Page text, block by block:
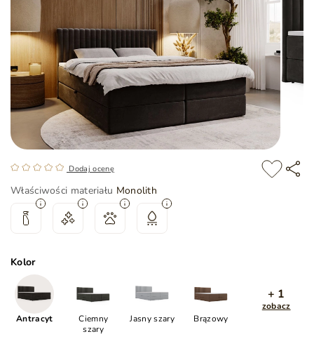
Dodaj ocenę
Właściwości materiału Monolith
Kolor
Antracyt
Ciemny
szary
Jasny szary Brązowy
+ 1
zobacz